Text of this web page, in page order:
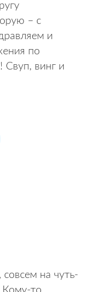
– с
и
по
Свуп, винг и
на чуть-